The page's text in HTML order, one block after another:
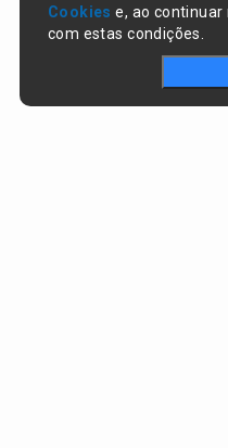
Cookies e, ao continuar
com estas condições.